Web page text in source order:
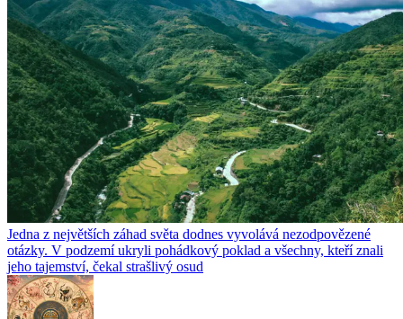
Jedna z největších záhad světa dodnes vyvolává nezodpovězené
otázky. V podzemí ukryli pohádkový poklad a všechny, kteří znali
jeho tajemství, čekal strašlivý osud